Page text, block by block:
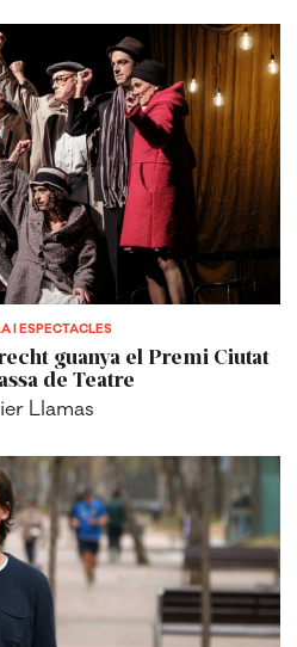
I ESPECTACLES
guanya el Premi Ciutat
de Teatre
Llamas